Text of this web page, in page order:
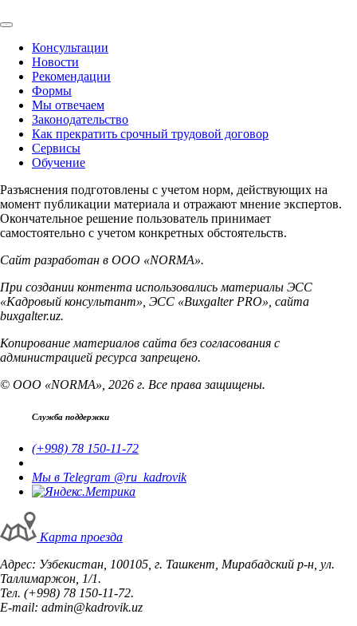
Консультации
Новости
Рекомендации
Формы
Мы отвечаем
Законодательство
Как прекратить срочный трудовой договор
Сервисы
Обучение
Разъяснения подготовлены с учетом норм, действующих на
момент публикации материала и отражают мнение экспертов.
Окончательное решение пользователь принимает
самостоятельно с учетом конкретных обстоятельств.
Сайт разработан в ООО «NORMA».
При создании контента использовались материалы ЭСС
«Кадровый консультант», ЭСС «Buxgalter PRO», сайта
buxgalter.uz.
Копирование материалов сайта без согласования с
администрацией ресурса запрещено.
© ООО «NORMA», 2026 г. Все права защищены.
Служба поддержки
(+998) 78 150-11-72
Мы в Telegram @ru_kadrovik
Карта проезда
Адрес: Узбекистан, 100105, г. Ташкент, Мирабадский р-н, ул.
Таллимаржон, 1/1.
Тел. (+998) 78 150-11-72.
E-mail: admin@kadrovik.uz